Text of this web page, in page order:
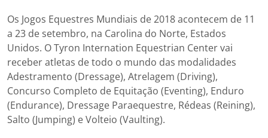
Os Jogos Equestres Mundiais de 2018 acontecem de 11
a 23 de setembro, na Carolina do Norte, Estados
Unidos. O Tyron Internation Equestrian Center vai
receber atletas de todo o mundo das modalidades
Adestramento (Dressage), Atrelagem (Driving),
Concurso Completo de Equitação (Eventing), Enduro
(Endurance), Dressage Paraequestre, Rédeas (Reining),
Salto (Jumping) e Volteio (Vaulting).